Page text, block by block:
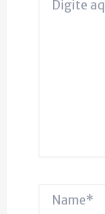
aqui...